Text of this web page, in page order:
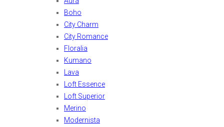
Boho
City Charm
City Romance
Floralia
Kumano
Lava
Loft Essence
Loft Superior
Merino
Modernista